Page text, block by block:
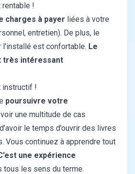
rentable !
charges à payer liées à votre
entretien). De plus, le
l'installé est confortable. Le
très intéressant
instructif !
poursuivre votre
une multitude de cas
le temps d’ouvrir des livres
Vous continuez à apprendre tout
une expérience
tous les sens du terme.